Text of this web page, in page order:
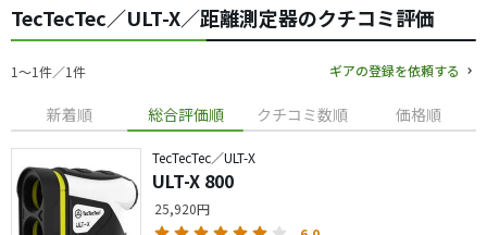
TecTecTec／ULT-X／距離測定器のクチコミ評価
1〜1件／1件 ギアの登録を依頼する
新着順 総合評価順 クチコミ数順 価格順
TecTecTec／ULT-X
ULT-X 800
25,920円